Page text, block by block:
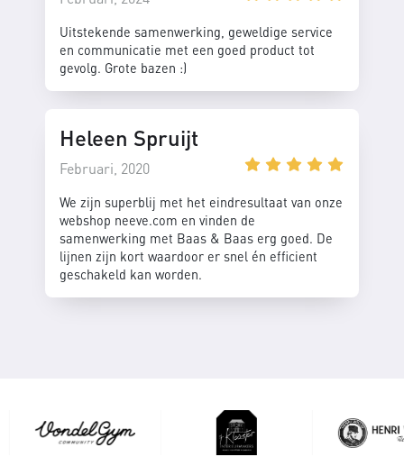
Uitstekende samenwerking, geweldige service
en communicatie met een goed product tot
gevolg. Grote bazen :)
Heleen Spruijt
Februari, 2020
We zijn superblij met het eindresultaat van onze
webshop neeve.com en vinden de
samenwerking met Baas & Baas erg goed. De
lijnen zijn kort waardoor er snel én efficient
geschakeld kan worden.